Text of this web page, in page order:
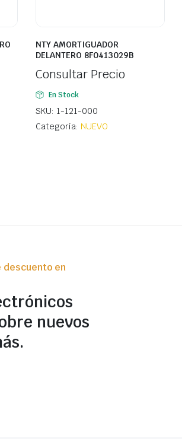
NTY AMORTIGUADOR
DELANTERO 8F0413029B
Consultar Precio
En Stock
SKU: 1-121-000
Categoría: NUEVO
descuento en
nuevos